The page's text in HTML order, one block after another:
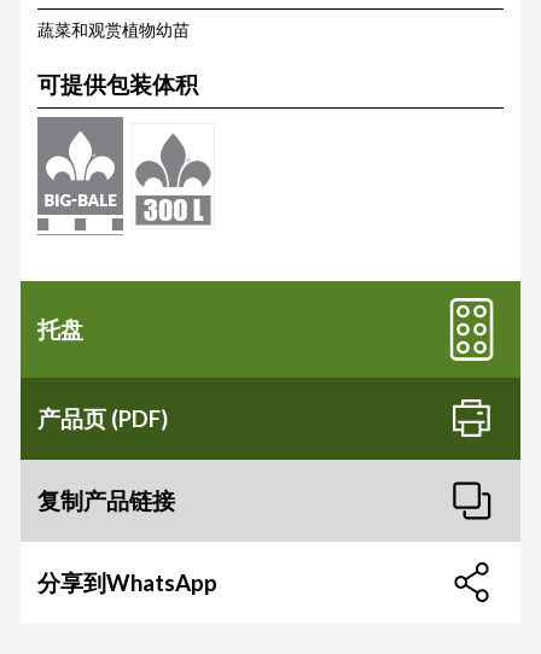
蔬菜和观赏植物幼苗
可提供包装体积
托盘
产品页 (PDF)
复制产品链接
分享到WhatsApp